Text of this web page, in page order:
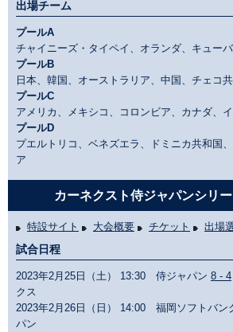
出場チーム
プールA
チャイニーズ・タイペイ、オランダ、キュー
プールB
日本、韓国、オーストラリア、中国、チェコ
プールC
アメリカ、メキシコ、コロンビア、カナダ、
プールD
プエルトリコ、ベネズエラ、ドミニカ共和国
ア
カーネクスト侍ジャパンシリ
特設サイト 大会概要 チケット 出場
試合日程
2023年2月25日（土） 13:30 侍ジャパン 8 - 4
クス
2023年2月26日（日） 14:00 福岡ソフトバン
パン